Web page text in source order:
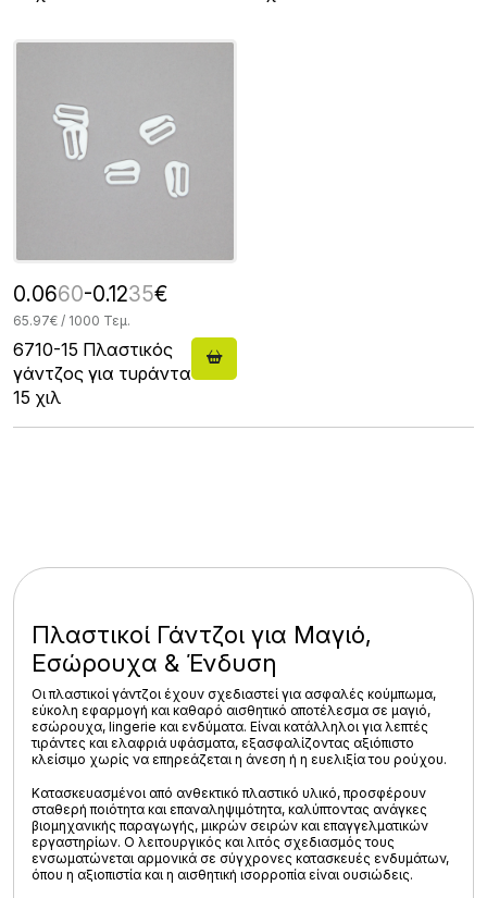
0.0660-0.1235€
65.97€ / 1000 Τεμ.
6710-15 Πλαστικός
γάντζος για τυράντα
15 χιλ
Πλαστικοί Γάντζοι για Μαγιό,
Εσώρουχα & Ένδυση
Οιπλαστικοί γάντζοι έχουν σχεδιαστεί για ασφαλές κούμπωμα,
εύκολη εφαρμογή και καθαρό αισθητικό αποτέλεσμα σε μαγιό,
εσώρουχα, lingerie και ενδύματα. Είναι κατάλληλοι για λεπτές
τιράντες και ελαφριά υφάσματα, εξασφαλίζοντας αξιόπιστο
κλείσιμο χωρίς να επηρεάζεται η άνεση ή η ευελιξία του ρούχου.
Κατασκευασμένοι από ανθεκτικό πλαστικό υλικό, προσφέρουν
σταθερή ποιότητα και επαναληψιμότητα, καλύπτοντας ανάγκες
βιομηχανικής παραγωγής, μικρών σειρών και επαγγελματικών
εργαστηρίων. Ο λειτουργικός και λιτός σχεδιασμός τους
ενσωματώνεται αρμονικά σε σύγχρονες κατασκευές ενδυμάτων,
όπου η αξιοπιστία και η αισθητική ισορροπία είναι ουσιώδεις.